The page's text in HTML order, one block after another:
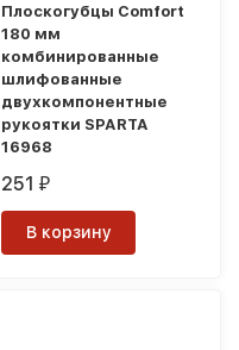
Плоскогубцы Comfort
180 мм
комбинированные
шлифованные
двухкомпонентные
рукоятки SPARTA
16968
251₽
В корзину